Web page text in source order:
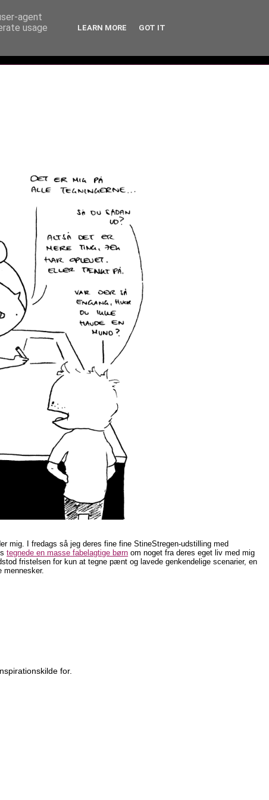
mig. I fredags så jeg deres fine fine StineStregen-udstilling med
tegnede en masse fabelagtige børn om noget fra deres eget liv med mig
fristelsen for kun at tegne pænt og lavede genkendelige scenarier, en
mennesker.
for.
agent
usage
LEARN MORE GOT IT